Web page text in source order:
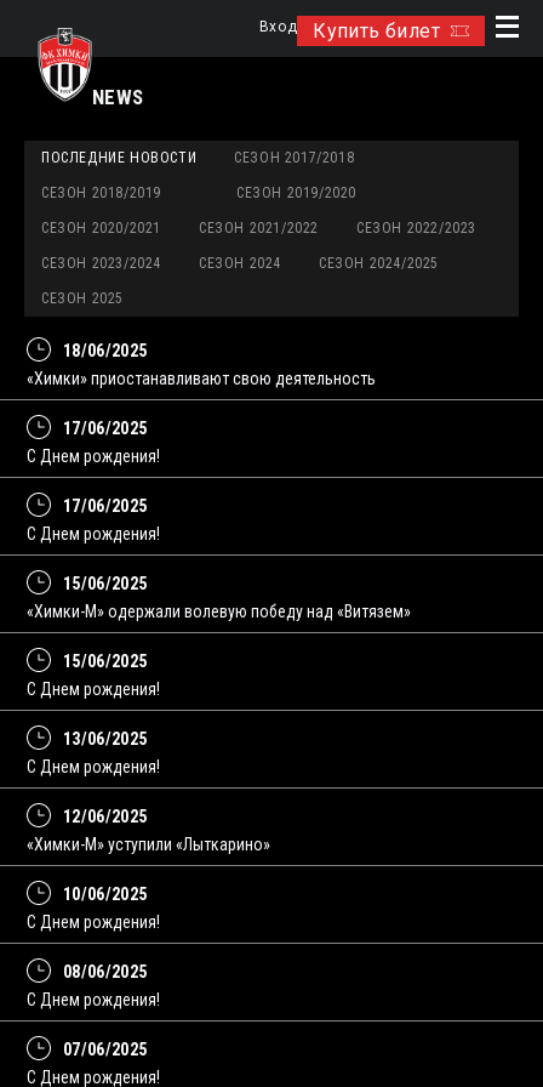
Купить билет
Вход
NEWS
ПОСЛЕДНИЕ НОВОСТИ СЕЗОН 2017/2018
СЕЗОН 2018/2019 СЕЗОН 2019/2020
СЕЗОН 2020/2021 СЕЗОН 2021/2022 СЕЗОН 2022/2023
СЕЗОН 2023/2024 СЕЗОН 2024 СЕЗОН 2024/2025
СЕЗОН 2025
18/06/2025
«Химки» приостанавливают свою деятельность
17/06/2025
С Днем рождения!
17/06/2025
С Днем рождения!
15/06/2025
«Химки-М» одержали волевую победу над «Витязем»
15/06/2025
С Днем рождения!
13/06/2025
C Днем рождения!
12/06/2025
«Химки-М» уступили «Лыткарино»
10/06/2025
С Днем рождения!
08/06/2025
C Днем рождения!
07/06/2025
С Днем рождения!